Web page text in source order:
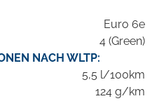
Euro 6e
4 (Green)
NACH WLTP:
5,5 l/100km
124 g/km